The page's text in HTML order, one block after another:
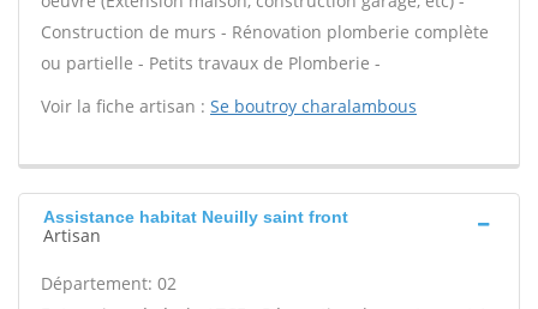
Construction de murs - Rénovation plomberie complète
ou partielle - Petits travaux de Plomberie -
Voir la fiche artisan : Se boutroy charalambous
Assistance habitat Neuilly saint front
Artisan
Département: 02